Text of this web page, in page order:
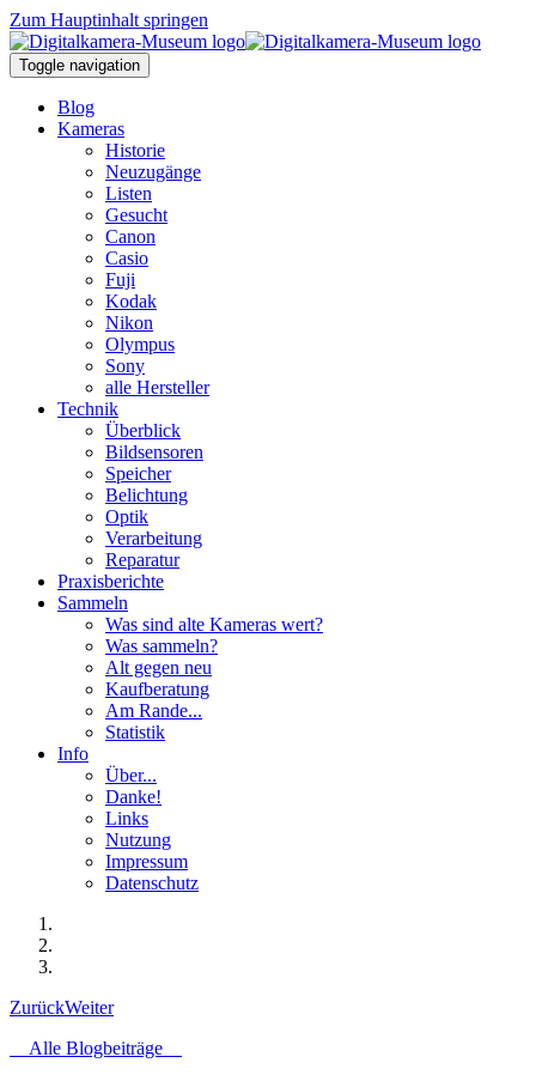
Zum Hauptinhalt springen
Toggle navigation
Blog
Kameras
Historie
Neuzugänge
Listen
Gesucht
Canon
Casio
Fuji
Kodak
Nikon
Olympus
Sony
alle Hersteller
Technik
Überblick
Bildsensoren
Speicher
Belichtung
Optik
Verarbeitung
Reparatur
Praxisberichte
Sammeln
Was sind alte Kameras wert?
Was sammeln?
Alt gegen neu
Kaufberatung
Am Rande...
Statistik
Info
Über...
Danke!
Links
Nutzung
Impressum
Datenschutz
ZurückWeiter
Alle Blogbeiträge